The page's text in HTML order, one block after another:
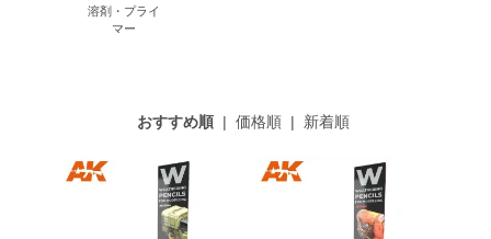
溶剤・プライ
マー
おすすめ順 |価格順 | 新着順